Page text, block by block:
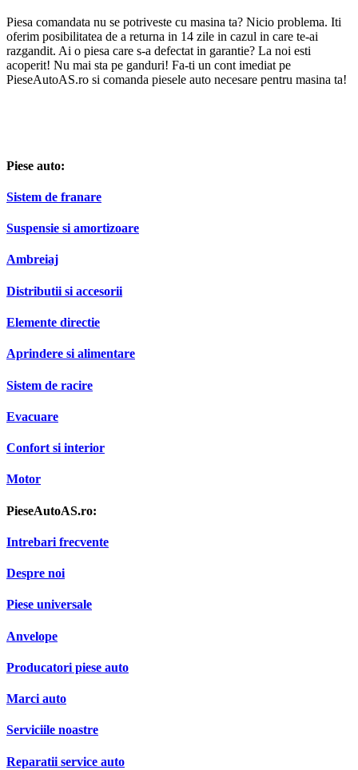
Piesa comandata nu se potriveste cu masina ta? Nicio problema. Iti
oferim posibilitatea de a returna in 14 zile in cazul in care te-ai
razgandit. Ai o piesa care s-a defectat in garantie? La noi esti
acoperit! Nu mai sta pe ganduri! Fa-ti un cont imediat pe
PieseAutoAS.ro si comanda piesele auto necesare pentru masina ta!
Piese auto:
Sistem de franare
Suspensie si amortizoare
Ambreiaj
Distributii si accesorii
Elemente directie
Aprindere si alimentare
Sistem de racire
Evacuare
Confort si interior
Motor
PieseAutoAS.ro:
Intrebari frecvente
Despre noi
Piese universale
Anvelope
Producatori piese auto
Marci auto
Serviciile noastre
Reparatii service auto